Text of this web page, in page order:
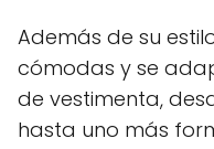
Además de su
cómodas y se
de vestimenta,
hasta uno más